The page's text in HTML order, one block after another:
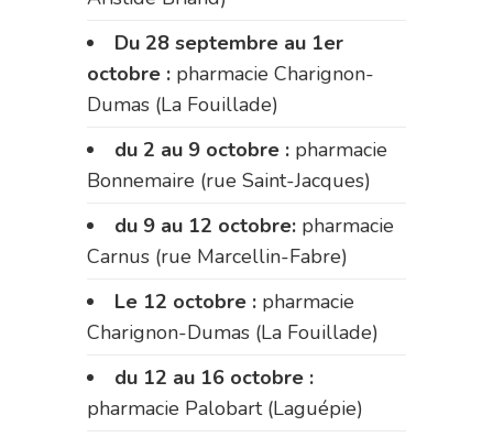
Du 28 septembre au 1er
octobre : pharmacie Charignon-
Dumas (La Fouillade)
du 2 au 9 octobre : pharmacie
Bonnemaire (rue Saint-Jacques)
du 9 au 12 octobre: pharmacie
Carnus (rue Marcellin-Fabre)
Le 12 octobre : pharmacie
Charignon-Dumas (La Fouillade)
du 12 au 16 octobre :
pharmacie Palobart (Laguépie)